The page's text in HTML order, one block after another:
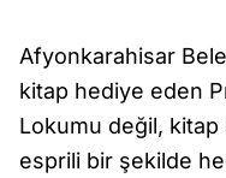
Afyonkarahisar
kitap hediye eden
Lokumu değil, kitap
esprili bir şekilde